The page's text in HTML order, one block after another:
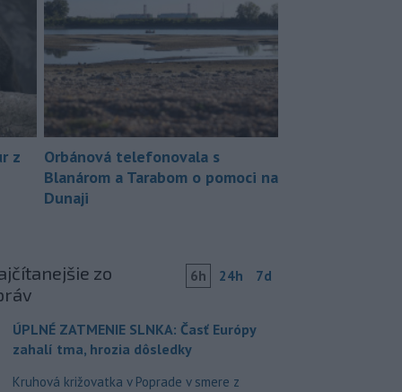
z
Orbánová telefonovala s
Blanárom a Tarabom o pomoci na
Dunaji
zo
6h 24h 7d
ÚPLNÉ ZATMENIE SLNKA: Časť Európy
zahalí tma, hrozia dôsledky
Kruhová križovatka v Poprade v smere z